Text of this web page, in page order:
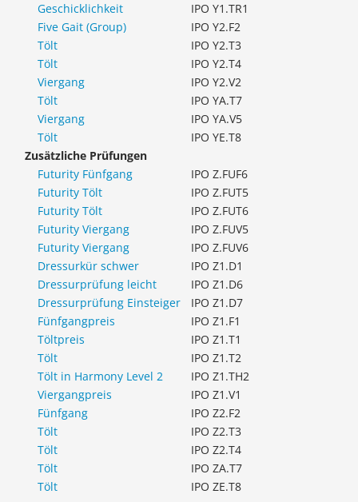
Geschicklichkeit
IPO Y1.TR1
Five Gait (Group)
IPO Y2.F2
Tölt
IPO Y2.T3
Tölt
IPO Y2.T4
Viergang
IPO Y2.V2
Tölt
IPO YA.T7
Viergang
IPO YA.V5
Tölt
IPO YE.T8
Zusätzliche Prüfungen
Futurity Fünfgang
IPO Z.FUF6
Futurity Tölt
IPO Z.FUT5
Futurity Tölt
IPO Z.FUT6
Futurity Viergang
IPO Z.FUV5
Futurity Viergang
IPO Z.FUV6
Dressurkür schwer
IPO Z1.D1
Dressurprüfung leicht
IPO Z1.D6
Dressurprüfung Einsteiger
IPO Z1.D7
Fünfgangpreis
IPO Z1.F1
Töltpreis
IPO Z1.T1
Tölt
IPO Z1.T2
Tölt in Harmony Level 2
IPO Z1.TH2
Viergangpreis
IPO Z1.V1
Fünfgang
IPO Z2.F2
Tölt
IPO Z2.T3
Tölt
IPO Z2.T4
Tölt
IPO ZA.T7
Tölt
IPO ZE.T8